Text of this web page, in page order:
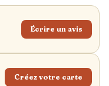
in almost every
commonly topped
grated daikon, or
Écrire un avis
Créez votre carte